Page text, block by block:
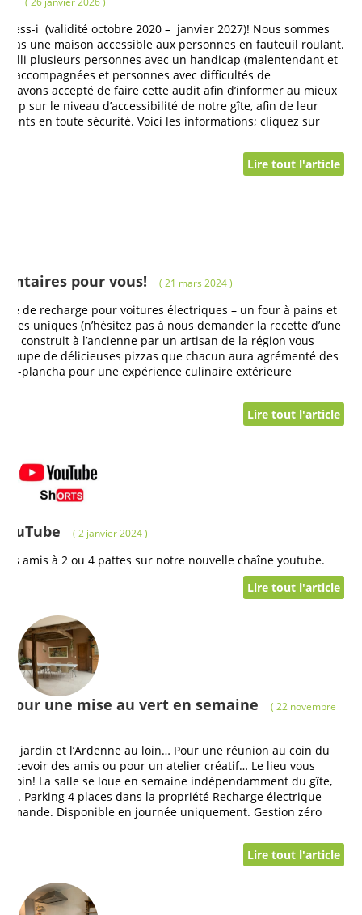
i (validité octobre 2020 – janvier 2027)! Nous sommes
pas une maison accessible aux personnes en fauteuil roulant.
plusieurs personnes avec un handicap (malentendant et
accompagnées et personnes avec difficultés de
avons accepté de faire cette audit afin d’informer au mieux
sur le niveau d’accessibilité de notre gîte, afin de leur
en toute sécurité. Voici les informations; cliquez sur
Lire tout l'article
pour vous! ( 21 mars 2024 )
de recharge pour voitures électriques – un four à pains et
uniques (n’hésitez pas à nous demander la recette d’une
construit à l’ancienne par un artisan de la région vous
de délicieuses pizzas que chacun aura agrémenté des
plancha pour une expérience culinaire extérieure
Lire tout l'article
( 2 janvier 2024 )
amis à 2 ou 4 pattes sur notre nouvelle chaîne youtube.
Lire tout l'article
pour une mise au vert en semaine ( 22 novembre
le jardin et l’Ardenne au loin… Pour une réunion au coin du
des amis ou pour un atelier créatif… Le lieu vous
soin! La salle se loue en semaine indépendamment du gîte,
Parking 4 places dans la propriété Recharge électrique
Disponible en journée uniquement. Gestion zéro
Lire tout l'article